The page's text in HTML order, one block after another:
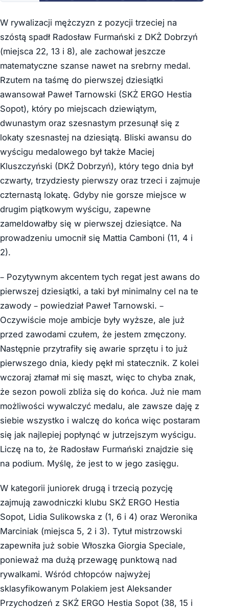
W rywalizacji mężczyzn z pozycji trzeciej na
szóstą spadł Radosław Furmański z DKŻ Dobrzyń
(miejsca 22, 13 i 8), ale zachował jeszcze
matematyczne szanse nawet na srebrny medal.
Rzutem na taśmę do pierwszej dziesiątki
awansował Paweł Tarnowski (SKŻ ERGO Hestia
Sopot), który po miejscach dziewiątym,
dwunastym oraz szesnastym przesunął się z
lokaty szesnastej na dziesiątą. Bliski awansu do
wyścigu medalowego był także Maciej
Kluszczyński (DKŻ Dobrzyń), który tego dnia był
czwarty, trzydziesty pierwszy oraz trzeci i zajmuje
czternastą lokatę. Gdyby nie gorsze miejsce w
drugim piątkowym wyścigu, zapewne
zameldowałby się w pierwszej dziesiątce. Na
prowadzeniu umocnił się Mattia Camboni (11, 4 i
2).
– Pozytywnym akcentem tych regat jest awans do
pierwszej dziesiątki, a taki był minimalny cel na te
zawody – powiedział Paweł Tarnowski. –
Oczywiście moje ambicje były wyższe, ale już
przed zawodami czułem, że jestem zmęczony.
Następnie przytrafiły się awarie sprzętu i to już
pierwszego dnia, kiedy pękł mi statecznik. Z kolei
wczoraj złamał mi się maszt, więc to chyba znak,
że sezon powoli zbliża się do końca. Już nie mam
możliwości wywalczyć medalu, ale zawsze daję z
siebie wszystko i walczę do końca więc postaram
się jak najlepiej popłynąć w jutrzejszym wyścigu.
Liczę na to, że Radosław Furmański znajdzie się
na podium. Myślę, że jest to w jego zasięgu.
W kategorii juniorek drugą i trzecią pozycję
zajmują zawodniczki klubu SKŻ ERGO Hestia
Sopot, Lidia Sulikowska z (1, 6 i 4) oraz Weronika
Marciniak (miejsca 5, 2 i 3). Tytuł mistrzowski
zapewniła już sobie Włoszka Giorgia Speciale,
ponieważ ma dużą przewagę punktową nad
rywalkami. Wśród chłopców najwyżej
sklasyfikowanym Polakiem jest Aleksander
Przychodzeń z SKŻ ERGO Hestia Sopot (38, 15 i